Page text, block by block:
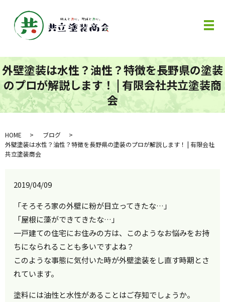
メ
外壁塗装は水性？油性？特徴を長野県の塗装
のプロが解説します！ | 有限会社共立塗装商
会
HOME
ブログ
外壁塗装は水性？油性？特徴を長野県の塗装のプロが解説します！ | 有限会社
共立塗装商会
2019/04/09
「そろそろ家の外壁に粉が目立ってきたな…」
「屋根に藻ができてきたな…」
一戸建ての住宅にお住みの方は、このようなお悩みをお持
ちになられることも多いですよね？
このような事態に気付いた時が外壁塗装をし直す時期とさ
れています。
塗料には油性と水性があることはご存知でしょうか。